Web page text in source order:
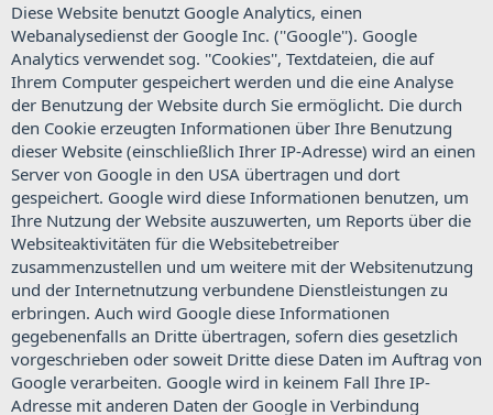
Diese Website benutzt Google Analytics, einen
Webanalysedienst der Google Inc. (''Google''). Google
Analytics verwendet sog. ''Cookies'', Textdateien, die auf
Ihrem Computer gespeichert werden und die eine Analyse
der Benutzung der Website durch Sie ermöglicht. Die durch
den Cookie erzeugten Informationen über Ihre Benutzung
dieser Website (einschließlich Ihrer IP-Adresse) wird an einen
Server von Google in den USA übertragen und dort
gespeichert. Google wird diese Informationen benutzen, um
Ihre Nutzung der Website auszuwerten, um Reports über die
Websiteaktivitäten für die Websitebetreiber
zusammenzustellen und um weitere mit der Websitenutzung
und der Internetnutzung verbundene Dienstleistungen zu
erbringen. Auch wird Google diese Informationen
gegebenenfalls an Dritte übertragen, sofern dies gesetzlich
vorgeschrieben oder soweit Dritte diese Daten im Auftrag von
Google verarbeiten. Google wird in keinem Fall Ihre IP-
Adresse mit anderen Daten der Google in Verbindung